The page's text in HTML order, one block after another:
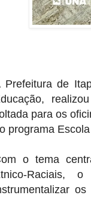
Prefeitura de
para os
programa
o tema
Raciais,